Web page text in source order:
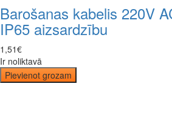
Barošanas kabelis 220V
IP65 aizsardzību
1 ,51€
Ir noliktavā
Pievienot grozam